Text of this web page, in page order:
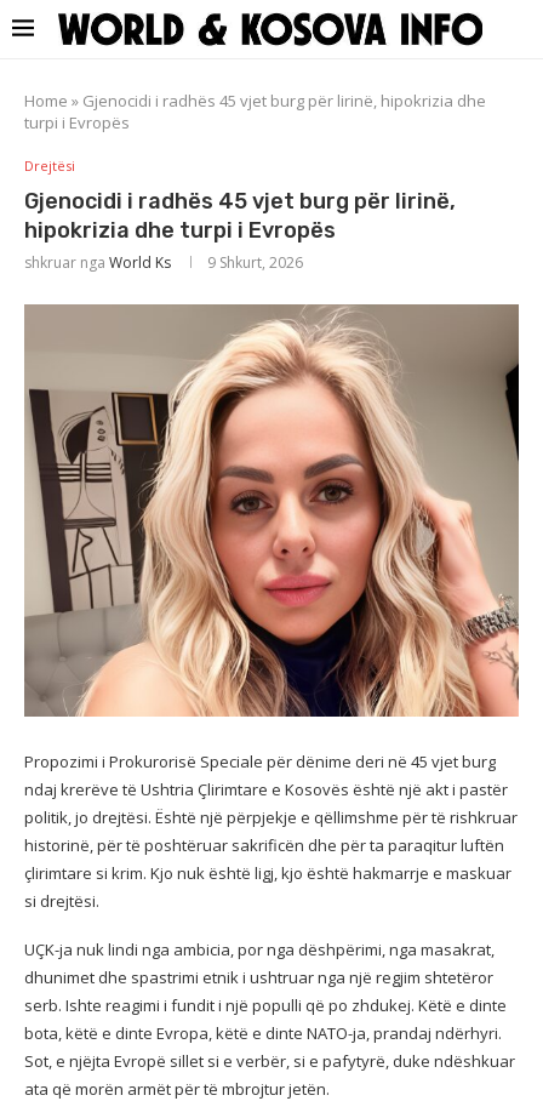
Home » Gjenocidi i radhës 45 vjet burg për lirinë, hipokrizia dhe
turpi i Evropës
Drejtësi
Gjenocidi i radhës 45 vjet burg për lirinë,
hipokrizia dhe turpi i Evropës
shkruar nga World Ks 9 Shkurt, 2026
Propozimi i Prokurorisë Speciale për dënime deri në 45 vjet burg
ndaj krerëve të Ushtria Çlirimtare e Kosovës është një akt i pastër
politik, jo drejtësi. Është një përpjekje e qëllimshme për të rishkruar
historinë, për të poshtëruar sakrificën dhe për ta paraqitur luftën
çlirimtare si krim. Kjo nuk është ligj, kjo është hakmarrje e maskuar
si drejtësi.
UÇK-ja nuk lindi nga ambicia, por nga dëshpërimi, nga masakrat,
dhunimet dhe spastrimi etnik i ushtruar nga një regjim shtetëror
serb. Ishte reagimi i fundit i një populli që po zhdukej. Këtë e dinte
bota, këtë e dinte Evropa, këtë e dinte NATO-ja, prandaj ndërhyri.
Sot, e njëjta Evropë sillet si e verbër, si e pafytyrë, duke ndëshkuar
ata që morën armët për të mbrojtur jetën.